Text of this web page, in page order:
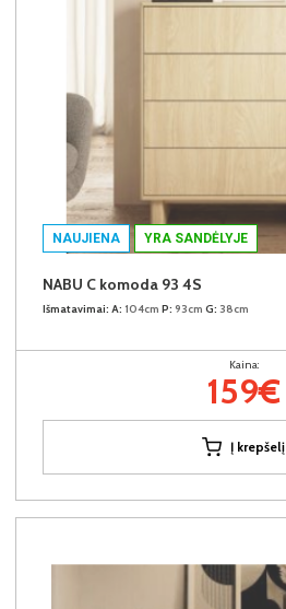
NAUJIENA YRA SANDĖLYJE
NABU C komoda 93 4S
Išmatavimai: A: 104cm P: 93cm G: 38cm
Kaina:
159€
Į krepšelį